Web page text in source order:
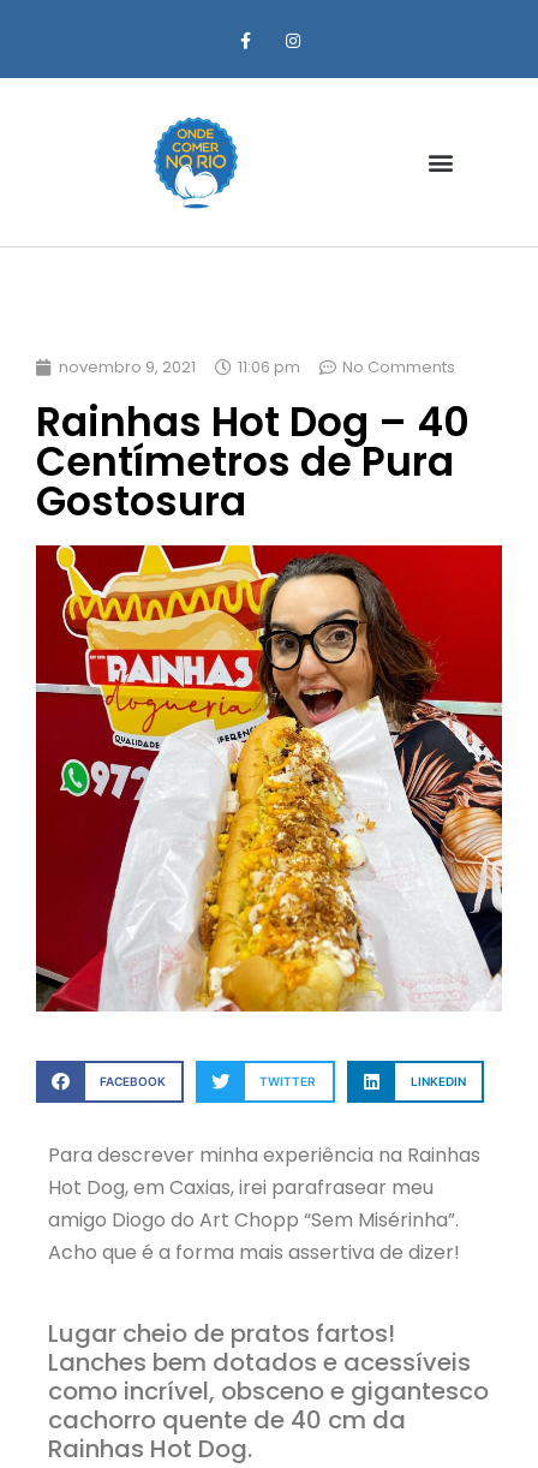
novembro 9, 2021 11:06 pm No Comments
Rainhas Hot Dog – 40
Centímetros de Pura
Gostosura
FACEBOOK TWITTER LINKEDIN
Para descrever minha experiência na Rainhas
Hot Dog, em Caxias, irei parafrasear meu
amigo Diogo do Art Chopp “Sem Misérinha”.
Acho que é a forma mais assertiva de dizer!
Lugar cheio de pratos fartos!
Lanches bem dotados e acessíveis
como incrível, obsceno e gigantesco
cachorro quente de 40 cm da
Rainhas Hot Dog.